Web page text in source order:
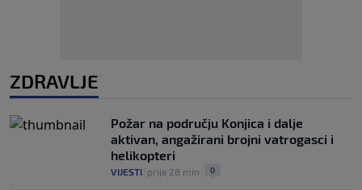
ZDRAVLJE
Požar na području Konjica i dalje
aktivan, angažirani brojni vatrogasci i
helikopteri
VIJESTI prije 28 min 0